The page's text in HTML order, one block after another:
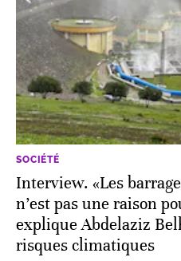
SOCIÉTÉ
Interview. «Les
n’est pas une raison
explique Abdelaziz
risques climatiques